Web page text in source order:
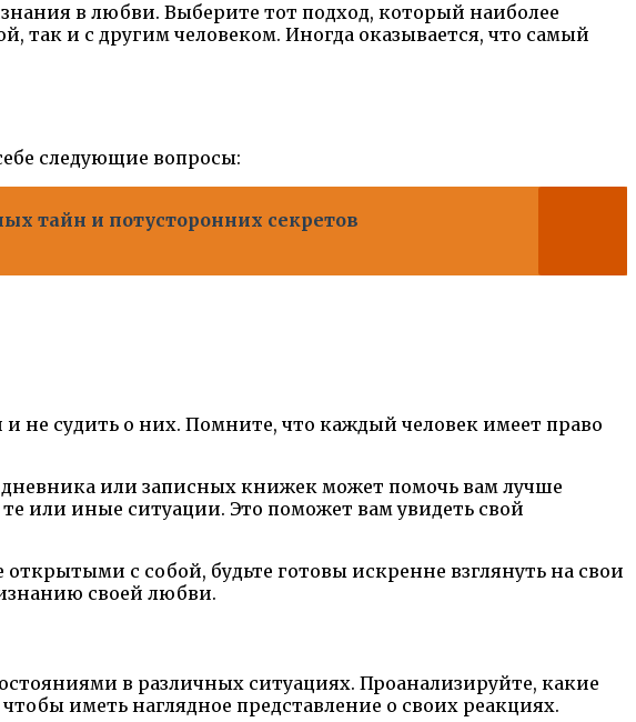
в любви. Выберите тот подход, который наиболее
так и с другим человеком. Иногда оказывается, что самый
следующие вопросы:
тайн и потусторонних секретов
не судить о них. Помните, что каждый человек имеет право
дневника или записных книжек может помочь вам лучше
или иные ситуации. Это поможет вам увидеть свой
с собой, будьте готовы искренне взглянуть на свои
своей любви.
в различных ситуациях. Проанализируйте, какие
иметь наглядное представление о своих реакциях.